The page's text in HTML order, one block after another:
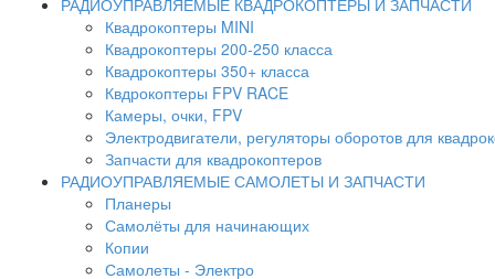
РАДИОУПРАВЛЯЕМЫЕ КВАДРОКОПТЕРЫ И ЗАПЧАСТИ
Квадрокоптеры MINI
Квадрокоптеры 200-250 класса
Квадрокоптеры 350+ класса
Квдрокоптеры FPV RACE
Камеры, очки, FPV
Электродвигатели, регуляторы оборотов для
Запчасти для квадрокоптеров
РАДИОУПРАВЛЯЕМЫЕ САМОЛЕТЫ И ЗАПЧАСТИ
Планеры
Самолёты для начинающих
Копии
Самолеты - Электро